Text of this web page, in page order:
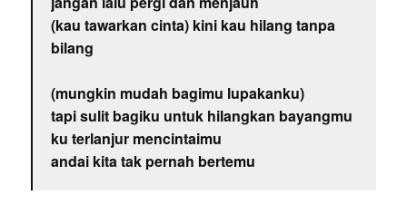
(kau tawarkan cinta) kini kau hilang tanpa
bilang
(mungkin mudah bagimu lupakanku)
tapi sulit bagiku untuk hilangkan bayangmu
ku terlanjur mencintaimu
andai kita tak pernah bertemu